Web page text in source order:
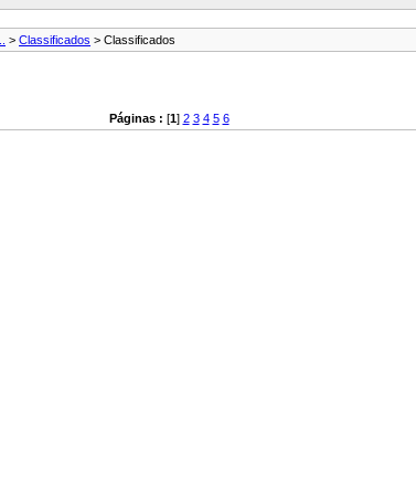
> Classificados > Classificados
Páginas : [1] 2 3 4 5 6